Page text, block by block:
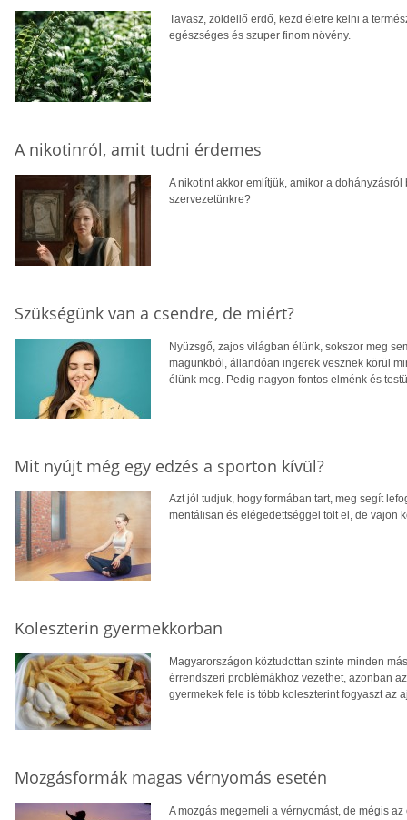
Tavasz, zöldellő erdő, kezd életre kelni a
egészséges és szuper finom növény.
A nikotinról, amit tudni érdemes
A nikotint akkor említjük, amikor a
szervezetünkre?
Szükségünk van a csendre, de miért?
Nyüzsgő, zajos világban élünk, sokszor meg
magunkból, állandóan ingerek vesznek körül
élünk meg. Pedig nagyon fontos elménk és
Mit nyújt még egy edzés a sporton kívül?
Azt jól tudjuk, hogy formában tart, meg segít
mentálisan és elégedettséggel tölt el, de vajon
Koleszterin gyermekkorban
Magyarországon köztudottan szinte minden
érrendszeri problémákhoz vezethet, azonban
gyermekek fele is több koleszterint fogyaszt az
Mozgásformák magas vérnyomás esetén
A mozgás megemeli a vérnyomást, de mégis